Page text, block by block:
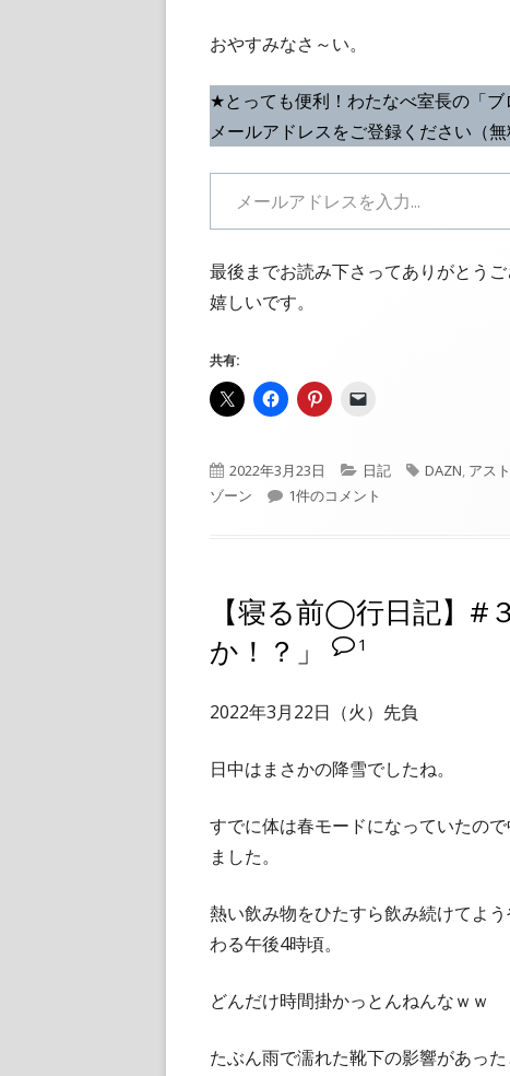
おやすみなさ～い。
★とっても便利！わたなべ室長の「
メールアドレスをご登録ください（
メールアドレスを入力...
最後までお読み下さってありがとう
嬉しいです。
共有:
公
開
2022年3月23日
カ
テ
日記
タ
DAZN, アス
ゾーン
【寝る前◯行日記】#３７８「ガ
1件のコメント
【寝る前◯行日記】#
か！？」
1
2022年3月22日（火）先負
日中はまさかの降雪でしたね。
すでに体は春モードになっていたの
ました。
熱い飲み物をひたすら飲み続けてよ
わる午後4時頃。
どんだけ時間掛かっとんねんなｗｗ
たぶん雨で濡れた靴下の影響があっ